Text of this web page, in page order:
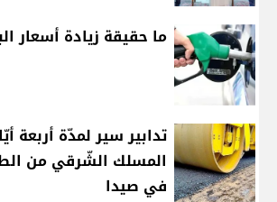
ما حقيقة زيادة أسعار
تدابير سير لمدّة أربعة
المسلك الشّرقي من
في صيدا